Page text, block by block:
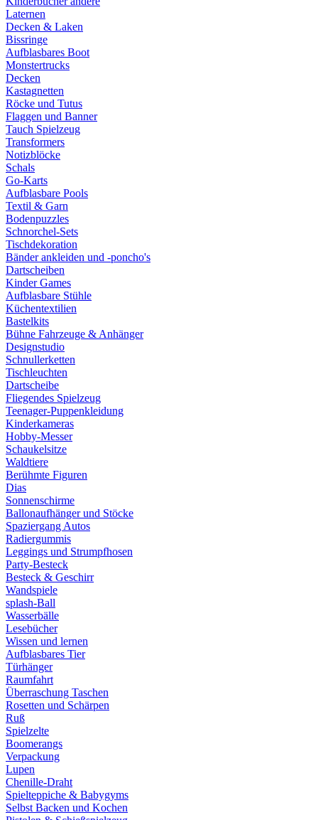
Laternen
Decken & Laken
Bissringe
Aufblasbares Boot
Monstertrucks
Decken
Kastagnetten
Röcke und Tutus
Flaggen und Banner
Tauch Spielzeug
Transformers
Notizblöcke
Schals
Go-Karts
Aufblasbare Pools
Textil & Garn
Bodenpuzzles
Schnorchel-Sets
Tischdekoration
Bänder ankleiden und -poncho's
Dartscheiben
Kinder Games
Aufblasbare Stühle
Küchentextilien
Bastelkits
Bühne Fahrzeuge & Anhänger
Designstudio
Schnullerketten
Tischleuchten
Dartscheibe
Fliegendes Spielzeug
Teenager-Puppenkleidung
Kinderkameras
Hobby-Messer
Schaukelsitze
Waldtiere
Berühmte Figuren
Dias
Sonnenschirme
Ballonaufhänger und Stöcke
Spaziergang Autos
Radiergummis
Leggings und Strumpfhosen
Party-Besteck
Besteck & Geschirr
Wandspiele
splash-Ball
Wasserbälle
Lesebücher
Wissen und lernen
Aufblasbares Tier
Türhänger
Raumfahrt
Überraschung Taschen
Rosetten und Schärpen
Ruß
Spielzelte
Boomerangs
Verpackung
Lupen
Chenille-Draht
Spielteppiche & Babygyms
Selbst Backen und Kochen